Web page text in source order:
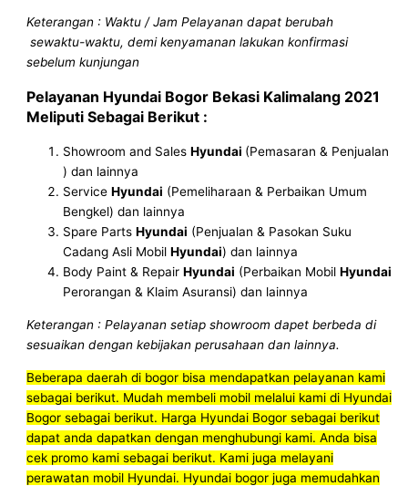
Keterangan : Waktu / Jam Pelayanan dapat berubah
sewaktu-waktu, demi kenyamanan lakukan konfirmasi
sebelum kunjungan
Pelayanan Hyundai Bogor Bekasi Kalimalang 2021
Meliputi Sebagai Berikut :
Showroom and SalesHyundai (Pemasaran & Penjualan
) dan lainnya
ServiceHyundai (Pemeliharaan & Perbaikan Umum
Bengkel) dan lainnya
Spare PartsHyundai (Penjualan & Pasokan Suku
Cadang Asli MobilHyundai) dan lainnya
Body Paint & RepairHyundai (Perbaikan MobilHyundai
Perorangan & Klaim Asuransi) dan lainnya
Keterangan : Pelayanan setiap showroom dapet berbeda di
sesuaikan dengan kebijakan perusahaan dan lainnya.
Beberapa daerah di bogor bisa mendapatkan pelayanan kami
sebagai berikut. Mudah membeli mobil melalui kami di Hyundai
Bogor sebagai berikut. Harga Hyundai Bogor sebagai berikut
dapat anda dapatkan dengan menghubungi kami. Anda bisa
cek promo kami sebagai berikut. Kami juga melayani
perawatan mobil Hyundai. Hyundai bogor juga memudahkan